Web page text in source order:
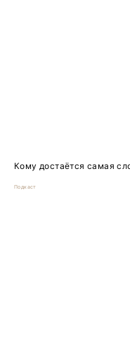
Кому достаётся самая
Подкаст